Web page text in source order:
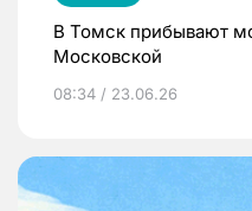
В Томск прибывают
Московской
08:34 / 23.06.26